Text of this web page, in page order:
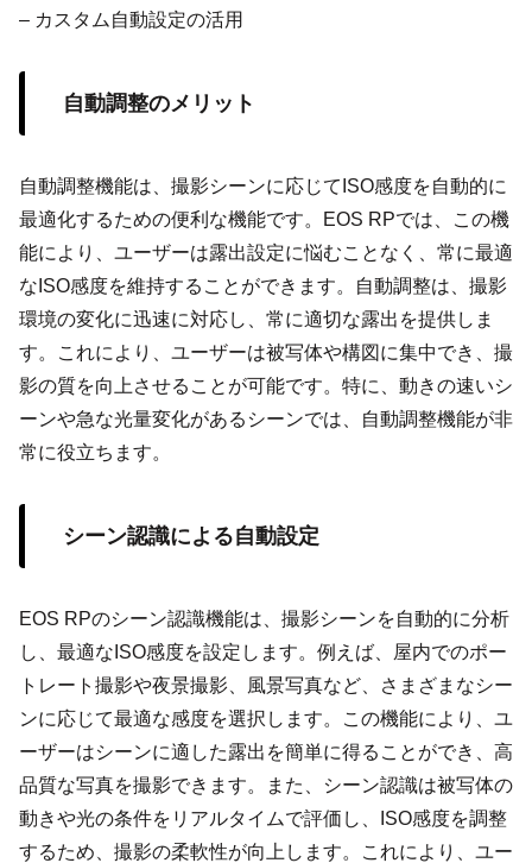
– カスタム自動設定の活用
自動調整のメリット
自動調整機能は、撮影シーンに応じてISO感度を自動的に
最適化するための便利な機能です。EOS RPでは、この機
能により、ユーザーは露出設定に悩むことなく、常に最適
なISO感度を維持することができます。自動調整は、撮影
環境の変化に迅速に対応し、常に適切な露出を提供しま
す。これにより、ユーザーは被写体や構図に集中でき、撮
影の質を向上させることが可能です。特に、動きの速いシ
ーンや急な光量変化があるシーンでは、自動調整機能が非
常に役立ちます。
シーン認識による自動設定
EOS RPのシーン認識機能は、撮影シーンを自動的に分析
し、最適なISO感度を設定します。例えば、屋内でのポー
トレート撮影や夜景撮影、風景写真など、さまざまなシー
ンに応じて最適な感度を選択します。この機能により、ユ
ーザーはシーンに適した露出を簡単に得ることができ、高
品質な写真を撮影できます。また、シーン認識は被写体の
動きや光の条件をリアルタイムで評価し、ISO感度を調整
するため、撮影の柔軟性が向上します。これにより、ユー